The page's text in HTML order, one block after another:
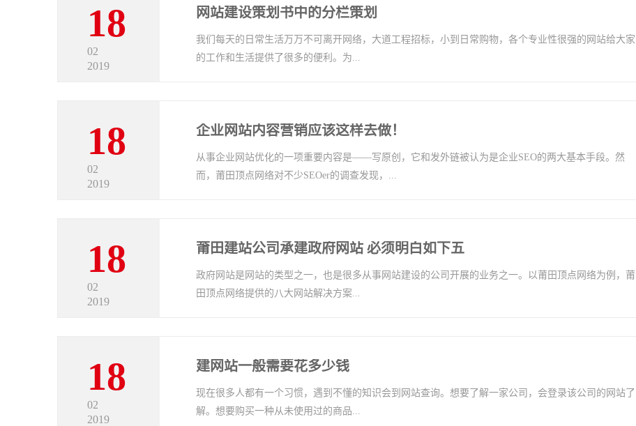
18
02
2019
网站建设策划书中的分栏策划
我们每天的日常生活万万不可离开网络，大道工程招标，小到日常购物，各个专业性很强的网站给大家
的工作和生活提供了很多的便利。为...
18
02
2019
企业网站内容营销应该这样去做！
从事企业网站优化的一项重要内容是——写原创，它和发外链被认为是企业SEO的两大基本手段。然
而，莆田顶点网络对不少SEOer的调查发现，...
18
02
2019
莆田建站公司承建政府网站 必须明白如下五
政府网站是网站的类型之一，也是很多从事网站建设的公司开展的业务之一。以莆田顶点网络为例，莆
田顶点网络提供的八大网站解决方案...
18
02
2019
建网站一般需要花多少钱
现在很多人都有一个习惯，遇到不懂的知识会到网站查询。想要了解一家公司，会登录该公司的网站了
解。想要购买一种从未使用过的商品...